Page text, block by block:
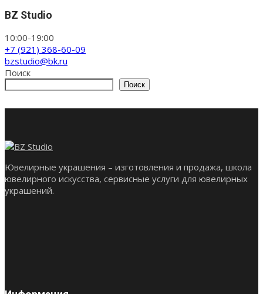
BZ Studio
10:00-19:00
+7 (921) 368-60-09
bzstudio@bk.ru
Поиск
Поиск
Ювелирные украшения – изготовления и продажа, школа
ювелирного искусства, сервисные услуги для ювелирных
украшений.